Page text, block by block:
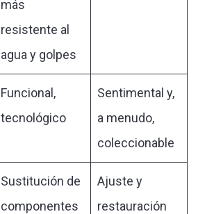
más
resistente al
agua y golpes
Funcional,
tecnológico
Sentimental y,
a menudo,
coleccionable
Sustitución de
componentes
Ajuste y
restauración